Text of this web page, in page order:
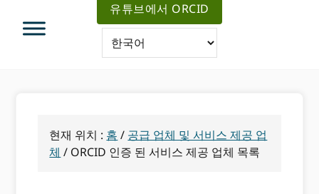
유튜브에서 ORCID
현재 위치 : 홈 / 공급 업체 및 서비스 제공 업
체 / ORCID 인증 된 서비스 제공 업체 목록